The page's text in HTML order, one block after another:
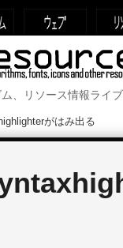
、リソース情報ラ
がはみ出る